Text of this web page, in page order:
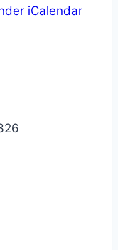
iCalendar